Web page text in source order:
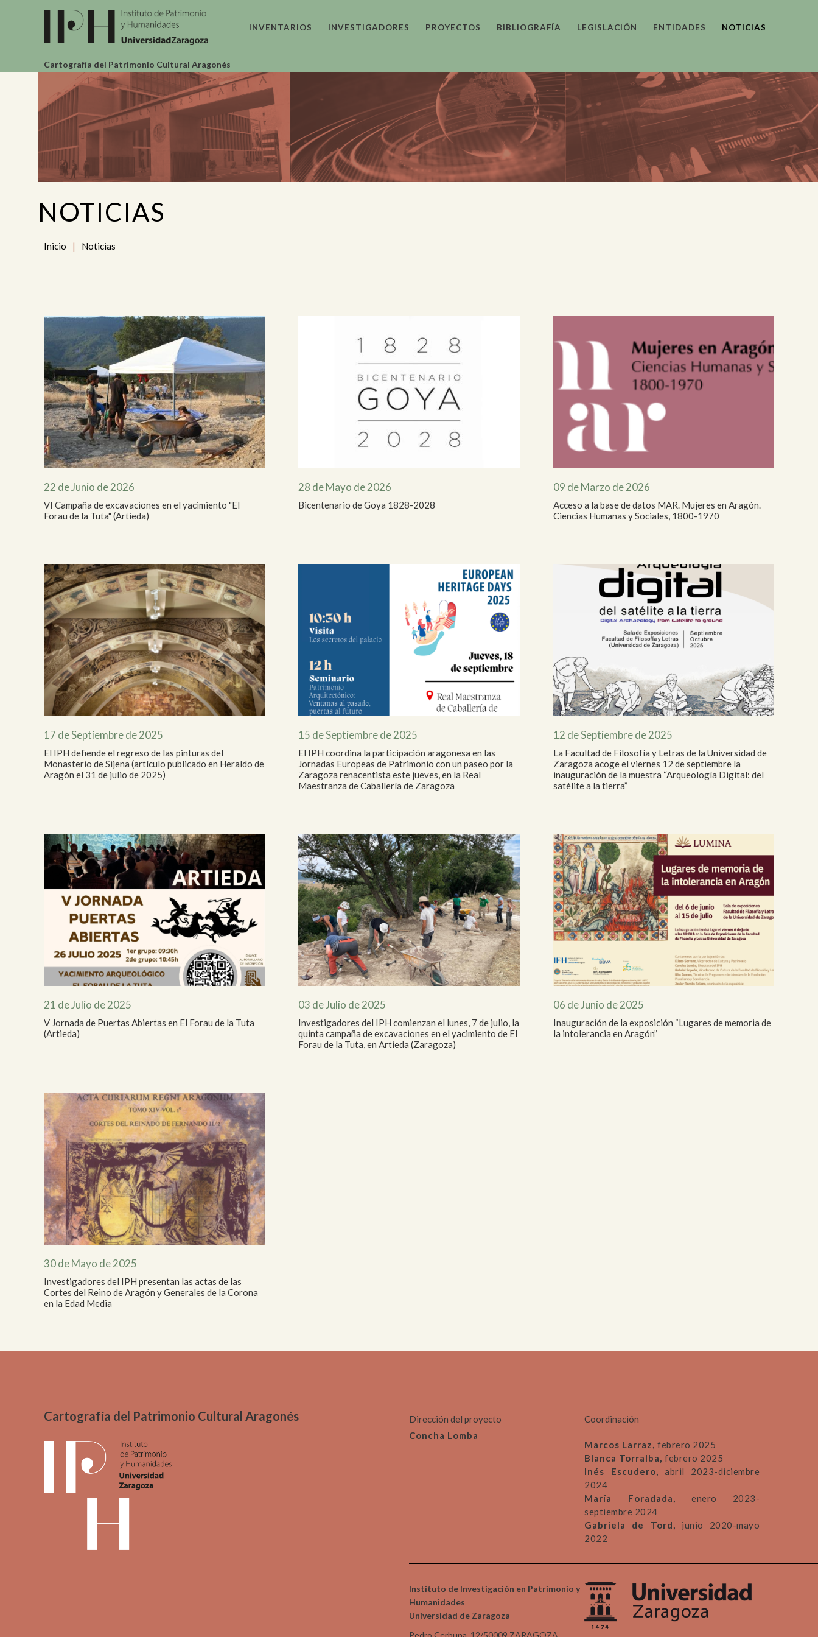
INVENTARIOS
Archivístico y
Documental
Arquitectónico
Artístico
Audiovisual y
Fotográfico
Bibliotecas y
Bibliográfico
Científico-Técnico e
Emigrado y Exiliado
Epigráfico y
Paisajístico y
INVESTIGADORES PROYECTOS BIBLIOGRAFÍA LEGISLACIÓN ENTIDADES NOTICIAS
Cartografía del Patrimonio Cultural Aragonés
NOTICIAS
Inicio | Noticias
22 de Junio de 2026
VI Campaña de excavaciones en el yacimiento "El
Forau de la Tuta" (Artieda)
28 de Mayo de 2026
Bicentenario de Goya 1828-2028
09 de Marzo de 2026
Acceso a la base de datos MAR. Mujeres en Aragón.
Ciencias Humanas y Sociales, 1800-1970
17 de Septiembre de 2025
El IPH defiende el regreso de las pinturas del
Monasterio de Sijena (artículo publicado en Heraldo de
Aragón el 31 de julio de 2025)
15 de Septiembre de 2025
El IPH coordina la participación aragonesa en las
Jornadas Europeas de Patrimonio con un paseo por la
Zaragoza renacentista este jueves, en la Real
Maestranza de Caballería de Zaragoza
12 de Septiembre de 2025
La Facultad de Filosofía y Letras de la Universidad de
Zaragoza acoge el viernes 12 de septiembre la
inauguración de la muestra “Arqueología Digital: del
satélite a la tierra”
21 de Julio de 2025
V Jornada de Puertas Abiertas en El Forau de la Tuta
(Artieda)
03 de Julio de 2025
Investigadores del IPH comienzan el lunes, 7 de julio, la
quinta campaña de excavaciones en el yacimiento de El
Forau de la Tuta, en Artieda (Zaragoza)
06 de Junio de 2025
Inauguración de la exposición “Lugares de memoria de
la intolerancia en Aragón”
30 de Mayo de 2025
Investigadores del IPH presentan las actas de las
Cortes del Reino de Aragón y Generales de la Corona
en la Edad Media
Cartografía del Patrimonio Cultural Aragonés
Dirección del proyecto
Concha Lomba
Coordinación
Marcos Larraz, febrero 2025
Blanca Torralba, febrero 2025
Inés Escudero,abril 2023-diciembre
2024
María Foradada, enero 2023-
septiembre 2024
Gabriela de Tord, junio 2020-mayo
2022
Instituto de Investigación en Patrimonio y
Humanidades
Universidad de Zaragoza
Pedro Cerbuna, 12/50009 ZARAGOZA